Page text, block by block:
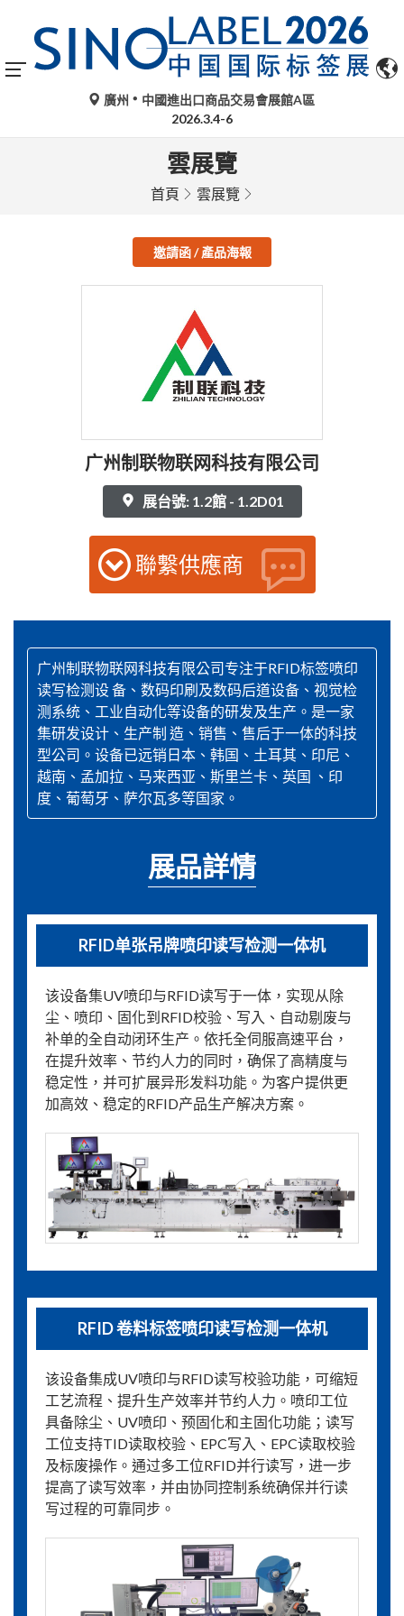
廣州
中國進出口商品交易會展館A區
2026.3.4-6
雲展覽
首頁 雲展覽
邀請函 / 產品海報
广州制联物联网科技有限公司
展台號: 1.2館 - 1.2D01
聯繫供應商
广州制联物联网科技有限公司专注于RFID标签喷印
读写检测设 备、数码印刷及数码后道设备、视觉检
测系统、工业自动化等设备的研发及生产。是一家
集研发设计、生产制 造、销售、售后于一体的科技
型公司。设备已远销日本、韩国、土耳其、印尼、
越南、孟加拉、马来西亚、斯里兰卡、英国 、印
度、葡萄牙、萨尔瓦多等国家。
展品詳情
RFID单张吊牌喷印读写检测一体机
该设备集UV喷印与RFID读写于一体，实现从除
尘、喷印、固化到RFID校验、写入、自动剔废与
补单的全自动闭环生产。依托全伺服高速平台，
在提升效率、节约人力的同时，确保了高精度与
稳定性，并可扩展异形发料功能。为客户提供更
加高效、稳定的RFID产品生产解决方案。
RFID 卷料标签喷印读写检测一体机
该设备集成UV喷印与RFID读写校验功能，可缩短
工艺流程、提升生产效率并节约人力。喷印工位
具备除尘、UV喷印、预固化和主固化功能；读写
工位支持TID读取校验、EPC写入、EPC读取校验
及标废操作。通过多工位RFID并行读写，进一步
提高了读写效率，并由协同控制系统确保并行读
写过程的可靠同步。